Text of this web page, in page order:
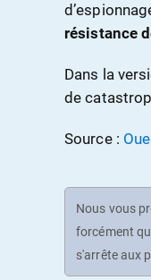
résistance
Dans la
de
Source :
Nous vous
forcément
s'arrête aux